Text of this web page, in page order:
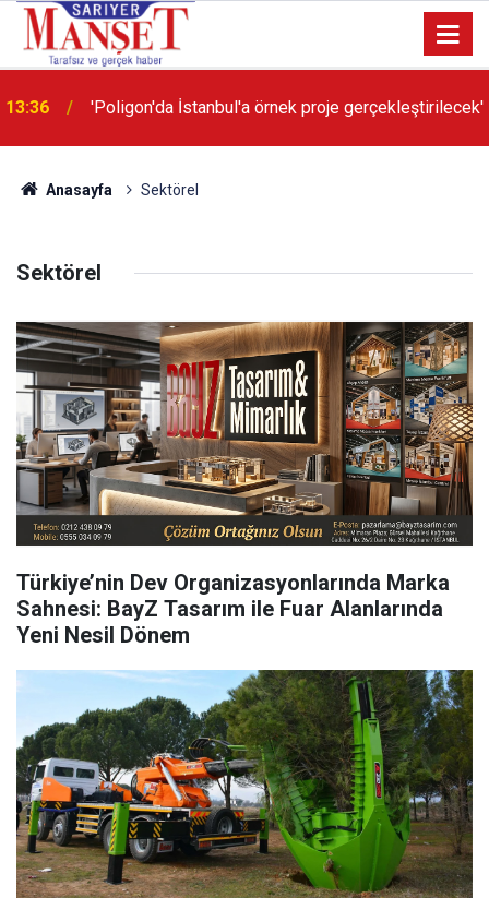
13:36 'Poligon'da İstanbul'a örnek proje gerçekleştirilecek'
Anasayfa Sektörel
Sektörel
Türkiye’nin Dev Organizasyonlarında Marka
Sahnesi: BayZ Tasarım ile Fuar Alanlarında
Yeni Nesil Dönem